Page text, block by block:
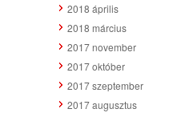
2018 április
2018 március
2017 november
2017 október
2017 szeptember
2017 augusztus